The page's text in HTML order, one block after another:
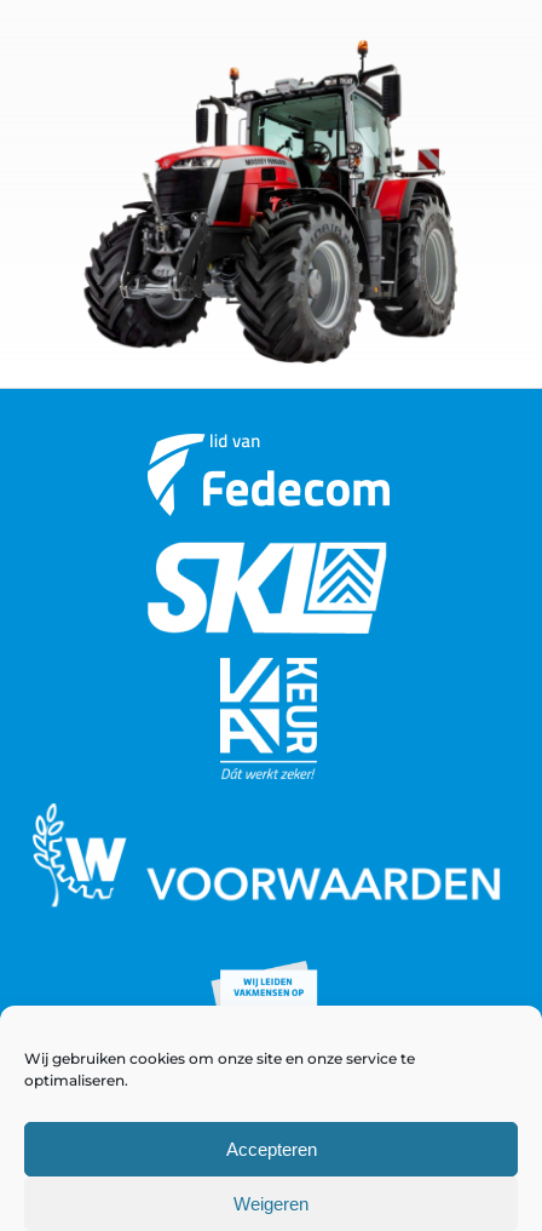
Wij gebruiken cookies om onze site en onze service te
optimaliseren.
Accepteren
Weigeren